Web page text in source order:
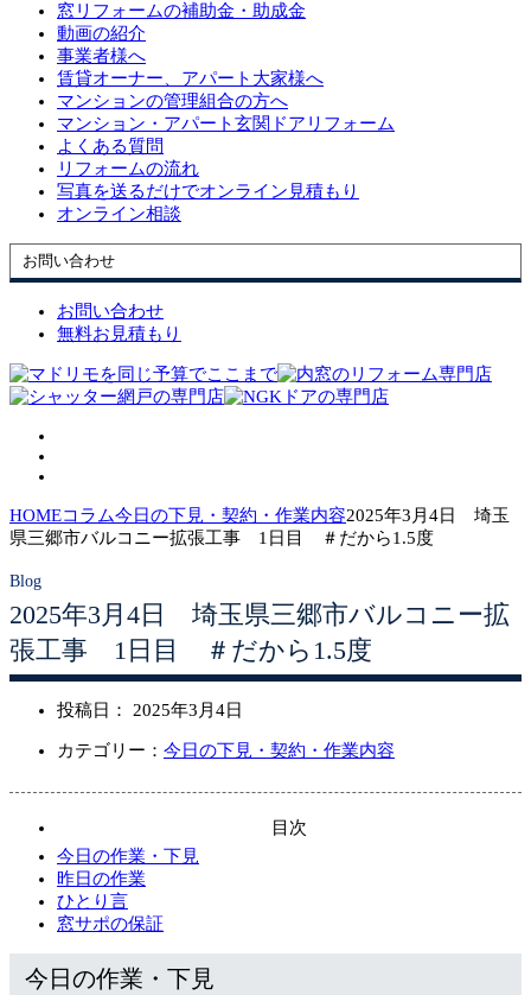
窓リフォームの補助金・助成金
動画の紹介
事業者様へ
賃貸オーナー、アパート大家様へ
マンションの管理組合の方へ
マンション・アパート玄関ドアリフォーム
よくある質問
リフォームの流れ
写真を送るだけでオンライン見積もり
オンライン相談
お問い合わせ
お問い合わせ
無料お見積もり
HOMEコラム今日の下見・契約・作業内容2025年3月4日 埼玉
県三郷市バルコニー拡張工事 1日目 ＃だから1.5度
2025年3月4日 埼玉県三郷市バルコニー拡
張工事 1日目 ＃だから1.5度
投稿日： 2025年3月4日
カテゴリー： 今日の下見・契約・作業内容
目次
今日の作業・下見
昨日の作業
ひとり言
窓サポの保証
今日の作業・下見